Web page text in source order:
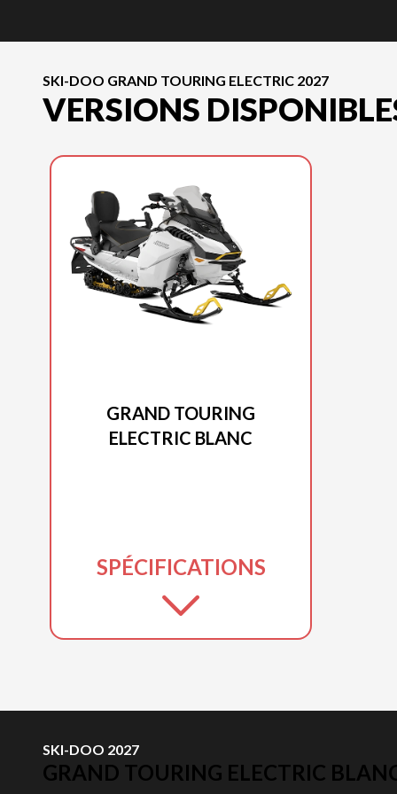
SKI-DOO GRAND TOURING ELECTRIC 2027
VERSIONS
GRAND TOURING
ELECTRIC BLANC
SPÉCIFICATIONS
SKI-DOO 2027
GRAND TOURING ELECTRIC